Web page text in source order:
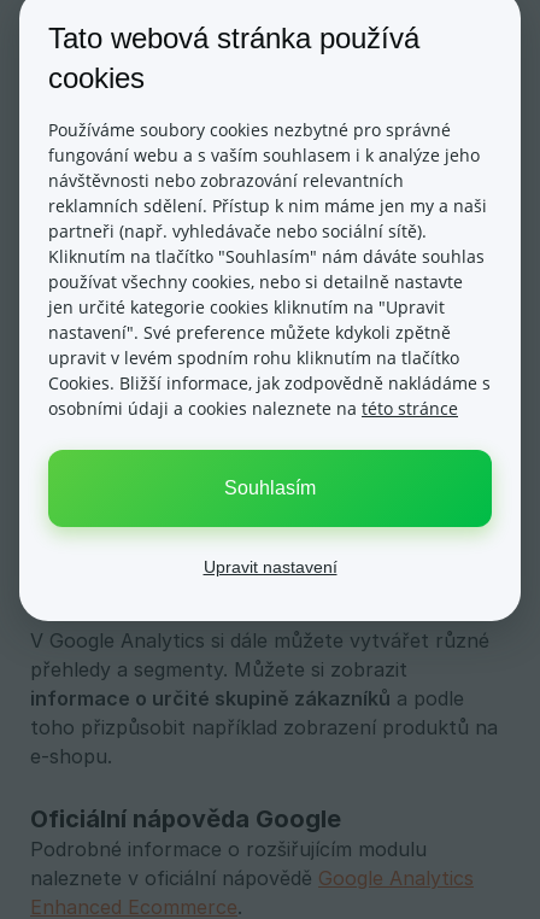
přidává zboží do košíku, zobrazuje si produkty a
Chování při platbě
Nástroj Analýza chování při platbě Vámpomůže
odhalit nedostatky v objednávkovém procesu
Zjistíte, jací uživatelé okamžitě opouští košík nebo
se zaseknou při rekapitulaci objednávky.
Výkon produktu
Statistiky tržeb a další zajímavá
data týkající se
samostatných produktů. Produkt si můžete
rozkliknout a sledovat další data. V detailu
produktu naleznete i možnou variantu produktu.
Přehledů a statistik je v modulu Enhanced E-
commerce celá řada, proto doporučujeme si celý
V Google Analytics si dále můžete vytvářet různé
přehledy a segmenty. Můžete si zobrazit
informace o určité skupině zákazníků a podle
toho přizpůsobit například zobrazení produktů na
e-shopu.
Oficiální nápověda Google
Podrobné informace o rozšiřujícím modulu
naleznete v oficiální nápovědě Google Analytics
Enhanced Ecommerce.
Tato webová stránka používá
cookies
Používáme soubory cookies nezbytné pro správné
fungování webu a s vaším souhlasem i k analýze jeho
návštěvnosti nebo zobrazování relevantních
reklamních sdělení. Přístup k nim máme jen my a naši
partneři (např. vyhledávače nebo sociální sítě).
Kliknutím na tlačítko "Souhlasím" nám dáváte souhlas
používat všechny cookies, nebo si detailně nastavte
jen určité kategorie cookies kliknutím na "Upravit
nastavení". Své preference můžete kdykoli zpětně
upravit v levém spodním rohu kliknutím na tlačítko
Cookies. Bližší informace, jak zodpovědně nakládáme s
osobními údaji a cookies naleznete na této stránce
Souhlasím
Upravit nastavení